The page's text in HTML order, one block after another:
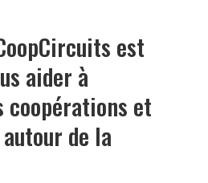
est
aider à
coopérations et
de la